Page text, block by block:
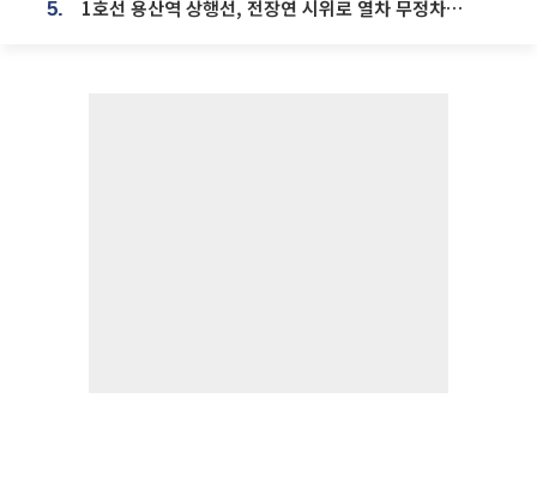
5. 1호선 용산역 상행선, 전장연 시위로 열차 무정차 운행